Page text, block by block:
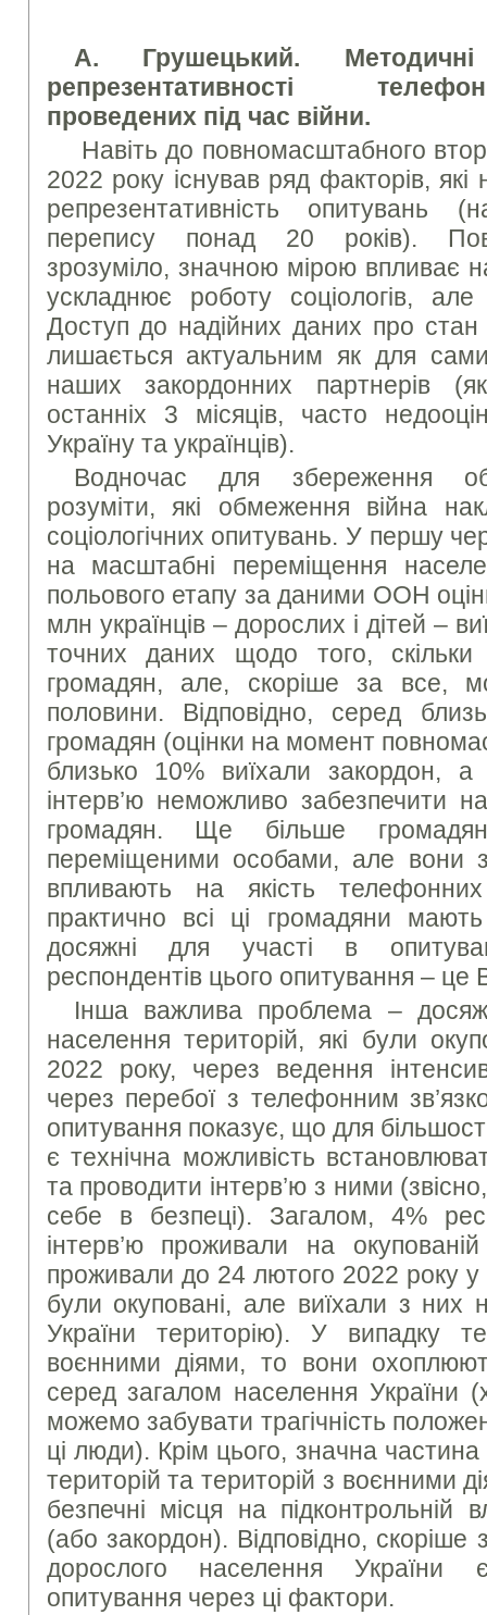
А. Грушецький.
репрезентативності
проведених під час війни.
Навіть до повномасштабного
2022 року існував ряд факторів,
репрезентативність опитувань
перепису понад 20 років).
зрозуміло, значною мірою впливає
ускладнює роботу соціологів,
Доступ до надійних даних про стан
лишається актуальним як для
наших закордонних партнерів
останніх 3 місяців, часто
Україну та українців).
Водночас для збереження
розуміти, які обмеження війна
соціологічних опитувань. У першу
на масштабні переміщення
польового етапу за даними ООН
млн українців – дорослих і дітей –
точних даних щодо того,
громадян, але, скоріше за все,
половини. Відповідно, серед
громадян (оцінки на момент
близько 10% виїхали закордон,
інтерв’ю неможливо забезпечити
громадян. Ще більше
переміщеними особами, але вони
впливають на якість телефонних
практично всі ці громадяни
досяжні для участі в
респондентів цього опитування –
Інша важлива проблема –
населення територій, які були
2022 року, через ведення
через перебої з телефонним
опитування показує, що для
є технічна можливість
та проводити інтерв’ю з ними
себе в безпеці). Загалом, 4%
інтерв’ю проживали на
проживали до 24 лютого 2022 року у
були окуповані, але виїхали з них
України територію). У випадку
воєнними діями, то вони
серед загалом населення
можемо забувати трагічність
ці люди). Крім цього, значна
територій та територій з воєнними
безпечні місця на підконтрольній
(або закордон). Відповідно,
дорослого населення
опитування через ці фактори.